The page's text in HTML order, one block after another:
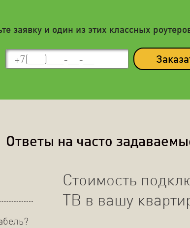
заявку и один из этих классных
Ответы на часто
Стоимость
ТВ в вашу